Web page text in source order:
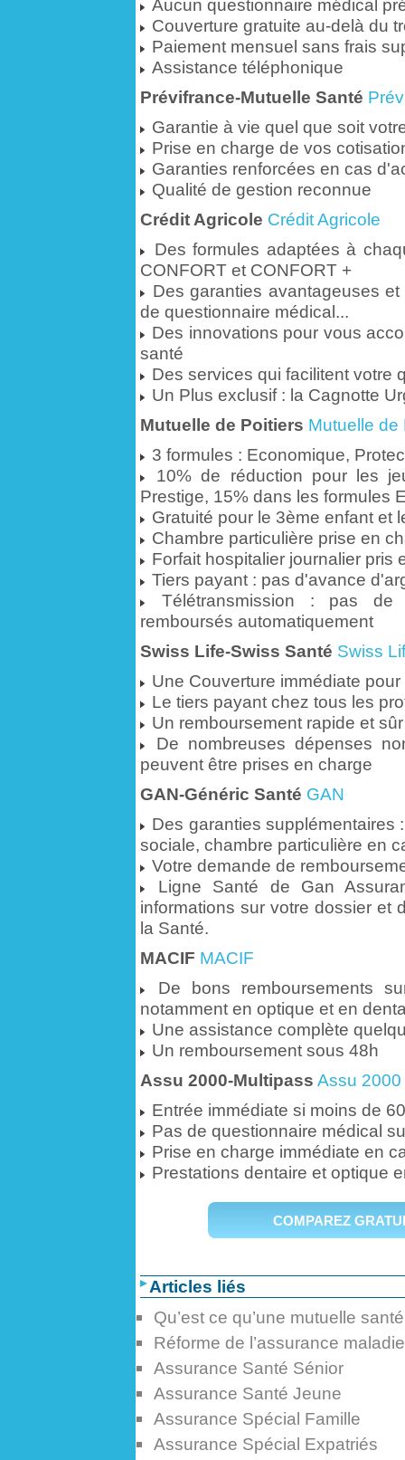
Aucun questionnaire médical
Couverture gratuite au-delà du
Paiement mensuel sans frais
Assistance téléphonique
Prévifrance-Mutuelle Santé
Garantie à vie quel que soit
Prise en charge de vos
Garanties renforcées en cas
Qualité de gestion reconnue
Crédit Agricole Crédit Agricole
Des formules adaptées à
CONFORT et CONFORT +
Des garanties avantageuses
de questionnaire médical...
Des innovations pour vous
santé
Des services qui facilitent votre
Un Plus exclusif : la Cagnotte
Mutuelle de Poitiers Mutuelle de
3 formules : Economique,
10% de réduction pour les
Prestige, 15% dans les formules
Gratuité pour le 3ème enfant et
Chambre particulière prise en
Forfait hospitalier journalier pris
Tiers payant : pas d'avance
Télétransmission : pas de
remboursés automatiquement
Swiss Life-Swiss Santé Swiss
Une Couverture immédiate
Le tiers payant chez tous les
Un remboursement rapide et sûr
De nombreuses dépenses
peuvent être prises en charge
GAN-Généric Santé GAN
Des garanties supplémentaires
sociale, chambre particulière en
Votre demande de
Ligne Santé de Gan
informations sur votre dossier et
la Santé.
MACIF MACIF
De bons remboursements
notamment en optique et en
Une assistance complète
Un remboursement sous 48h
Assu 2000-Multipass Assu 2000
Entrée immédiate si moins de
Pas de questionnaire médical
Prise en charge immédiate en
Prestations dentaire et optique
COMPAREZ
Articles liés
Qu’est ce qu’une mutuelle
Réforme de l’assurance maladie
Assurance Santé Sénior
Assurance Santé Jeune
Assurance Spécial Famille
Assurance Spécial Expatriés